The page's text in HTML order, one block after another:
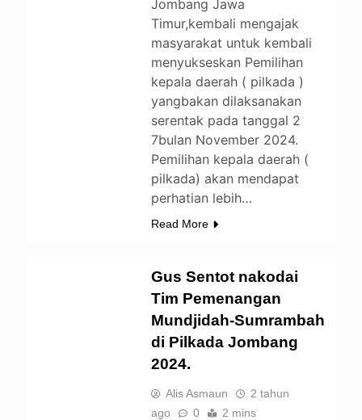
Jombang Jawa
Timur,kembali mengajak
masyarakat untuk kembali
menyukseskan Pemilihan
kepala daerah ( pilkada )
yangbakan dilaksanakan
serentak pada tanggal 2
7bulan November 2024.
Pemilihan kepala daerah (
pilkada) akan mendapat
perhatian lebih…
Read More
Gus Sentot nakodai
Tim Pemenangan
Mundjidah-Sumrambah
di Pilkada Jombang
2024.
Alis Asmaun
2 tahun
ago
0 2 mins